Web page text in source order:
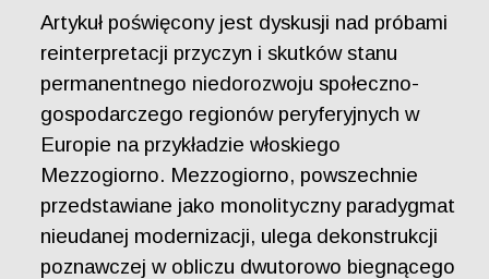
Artykuł poświęcony jest dyskusji nad próbami
reinterpretacji przyczyn i skutków stanu
permanentnego niedorozwoju społeczno-
gospodarczego regionów peryferyjnych w
Europie na przykładzie włoskiego
Mezzogiorno. Mezzogiorno, powszechnie
przedstawiane jako monolityczny paradygmat
nieudanej modernizacji, ulega dekonstrukcji
poznawczej w obliczu dwutorowo biegnącego